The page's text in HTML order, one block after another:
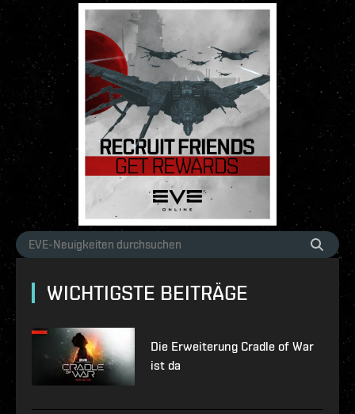
WICHTIGSTE BEITRÄGE
Die Erweiterung Cradle of War
ist da